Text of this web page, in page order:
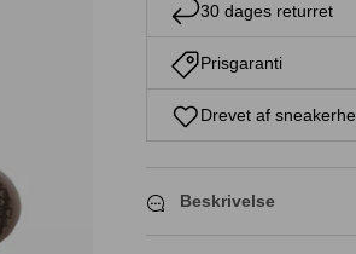
30 dages returret
Prisgaranti
Drevet af
Beskrivelse